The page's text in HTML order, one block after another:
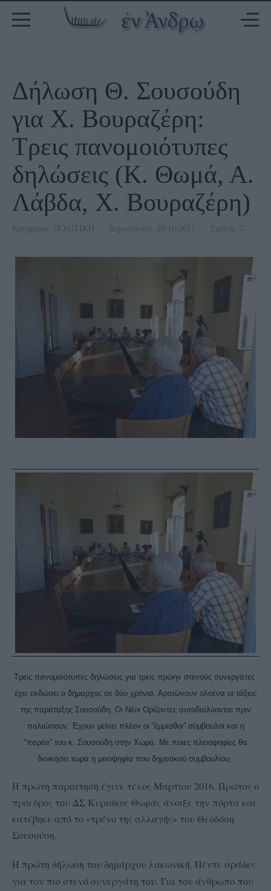
Δήλωση Θ. Σουσούδη
για Χ. Βουραζέρη:
Τρεις πανομοιότυπες
δηλώσεις (Κ. Θωμά, Α.
Λάβδα, Χ. Βουραζέρη)
Κατηγορία: ΠΟΛΙΤΙΚΗ Δημοσίευση: 28/10/2017 Σχόλια: 57
Τρεις πανομοιότυπες δηλώσεις για τρεις πρώην στενούς συνεργάτες
έχει εκδώσει ο δήμαρχος σε δύο χρόνια. Αραιώνουν ολοένα οι τάξεις
της παράταξης Σουσούδη. Οι Νέοι Ορίζοντες αυτοδιαλύονται πριν
παλιώσουν. Έχουν μείνει πλέον οι “έμμισθοι” σύμβουλοι και η
“παρέα” του κ. Σουσούδη στην Χωρα. Με ποιες πλειοψηφίες θα
διοικήσει τώρα η μειοψηφία που δημοτικού συμβουλίου;
Η πρώτη παραίτηση έγινε τέλος Μαρτίου 2016. Πρώτος ο
πρόεδρος του ΔΣ Κυριάκος Θωμάς άνοιξε την πόρτα και
κατέβηκε από το «τρένο της αλλαγής» του Θεοδόση
Σουσούση.
Η πρώτη δήλωση του δημάρχου λακωνική. Πέντε αράδες
για τον πιο στενό συνεργάτη του. Για τον άνθρωπο που